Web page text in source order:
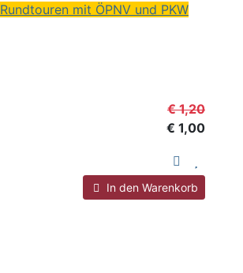
Rundtouren mit ÖPNV und PKW
€ 1,20
€ 1,00
In den Warenkorb